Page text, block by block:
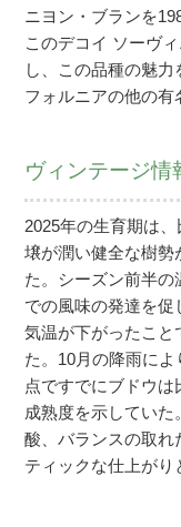
ニヨン・ブランを
このデコイ ソーヴ
し、この品種の魅
フォルニアの他の有
ヴィンテージ情
2025年の生育期は
壌が潤い健全な樹勢
た。シーズン前半
での風味の発達を促
気温が下がったこ
た。10月の降雨に
点ですでにブドウ
成熟度を示してい
酸、バランスの取れ
ティックな仕上がり